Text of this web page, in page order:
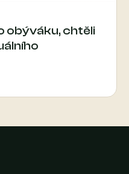
obýváku, chtěli